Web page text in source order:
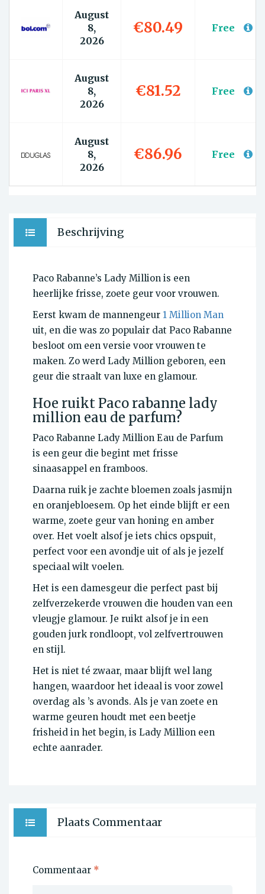
August
8,
2026
€80.49 Free
August
8,
2026
€81.52 Free
August
8,
2026
€86.96 Free
Beschrijving
Paco Rabanne’s Lady Million is een
heerlijke frisse, zoete geur voor vrouwen.
Eerst kwam de mannengeur 1 Million Man
uit, en die was zo populair dat Paco Rabanne
besloot om een versie voor vrouwen te
maken. Zo werd Lady Million geboren, een
geur die straalt van luxe en glamour.
Hoe ruikt Paco rabanne lady
million eau de parfum?
Paco Rabanne Lady Million Eau de Parfum
is een geur die begint met frisse
sinaasappel en framboos.
Daarna ruik je zachte bloemen zoals jasmijn
en oranjebloesem. Op het einde blijft er een
warme, zoete geur van honing en amber
over. Het voelt alsof je iets chics opspuit,
perfect voor een avondje uit of als je jezelf
speciaal wilt voelen.
Het is een damesgeur die perfect past bij
zelfverzekerde vrouwen die houden van een
vleugje glamour. Je ruikt alsof je in een
gouden jurk rondloopt, vol zelfvertrouwen
en stijl.
Het is niet té zwaar, maar blijft wel lang
hangen, waardoor het ideaal is voor zowel
overdag als ’s avonds. Als je van zoete en
warme geuren houdt met een beetje
frisheid in het begin, is Lady Million een
echte aanrader.
Plaats Commentaar
Commentaar *